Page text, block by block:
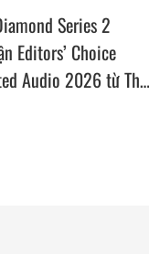
Series 2
Editors’ Choice
Audio 2026 từ The